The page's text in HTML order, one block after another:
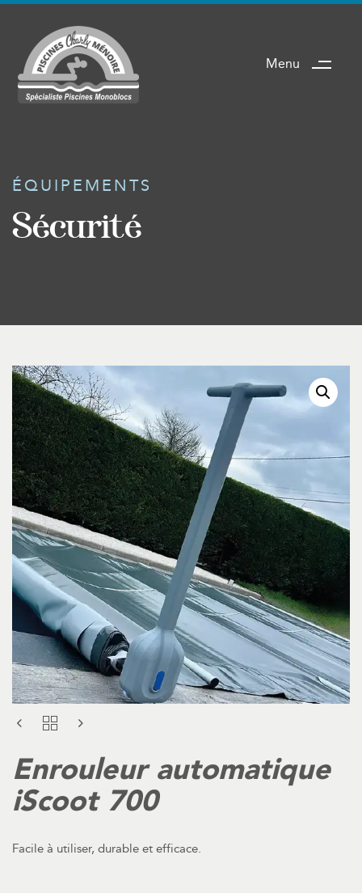
Menu
ÉQUIPEMENTS
Sécurité
Enrouleur automatique
iScoot 700
Facile à utiliser, durable et efficace.